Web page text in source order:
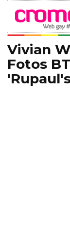
Vivian
Fotos